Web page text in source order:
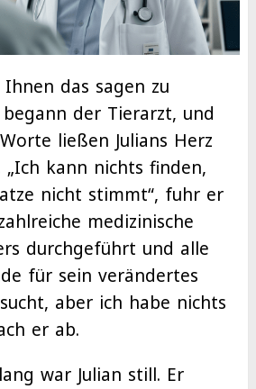
das sagen zu
begann der Tierarzt, und
ließen Julians Herz
„Ich kann nichts finden,
nicht stimmt“, fuhr er
medizinische
durchgeführt und alle
für sein verändertes
aber ich habe nichts
er ab.
war Julian still. Er